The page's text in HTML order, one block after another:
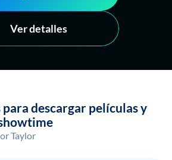
Ver detalles
para descargar películas y
Taylor